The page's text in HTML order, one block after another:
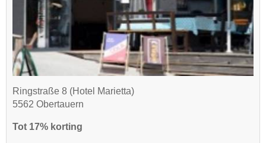
Ringstraße 8 (Hotel Marietta)
5562 Obertauern
Tot 17% korting